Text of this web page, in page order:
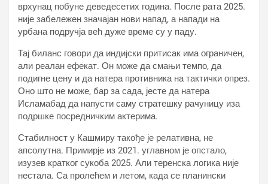
врхунац побуне деведесетих година. После рата 2025.
није забележен значајан нови напад, а напади на
урбана подручја већ дуже време су у паду.
Тај биланс говори да индијски притисак има ограничен,
али реалан ефекат. Он може да смањи темпо, да
подигне цену и да натера противника на тактички опрез.
Оно што не може, бар за сада, јесте да натера
Исламабад да напусти саму стратешку рачуницу иза
подршке посредничким актерима.
Стабилност у Кашмиру такође је релативна, не
апсолутна. Примирје из 2021. углавном је опстало,
изузев кратког сукоба 2025. Али теренска логика није
нестала. Са пролећем и летом, када се планински